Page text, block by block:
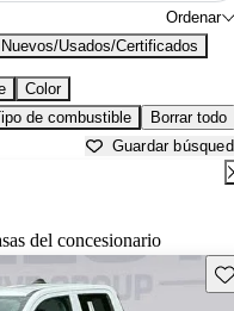
Ordenar
Nuevos/Usados/Certificados
Color
de combustible Borrar todo
Guardar
del concesionario